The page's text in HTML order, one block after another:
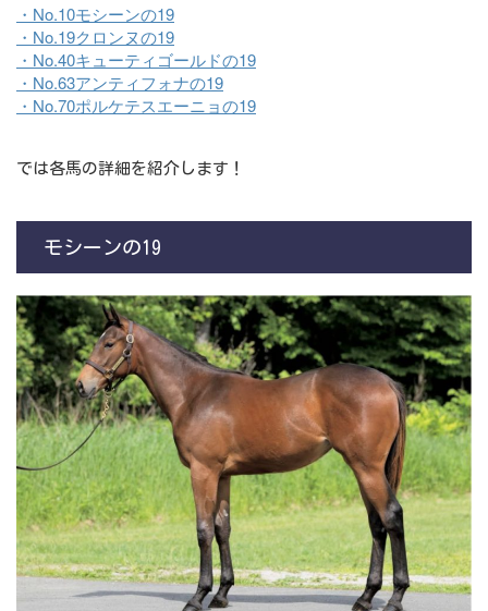
・No.10モシーンの19
・No.19クロンヌの19
・No.40キューティゴールドの19
・No.63アンティフォナの19
・No.70ポルケテスエーニョの19
では各馬の詳細を紹介します！
モシーンの19